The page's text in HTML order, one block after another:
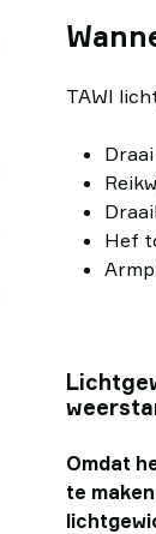
TAWI
Hef
Omdat
te